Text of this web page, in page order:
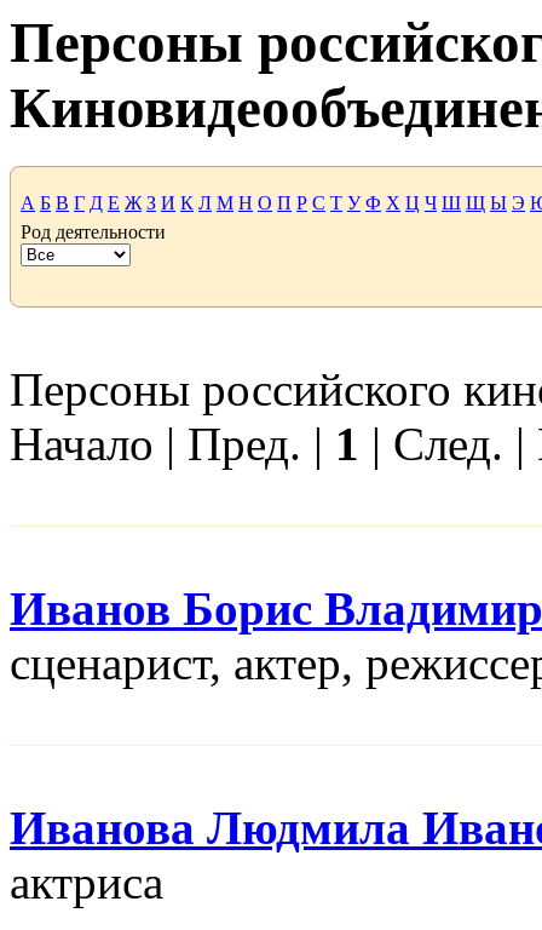
Персоны
А Б В Г Д Е Ж З И К Л М Н О П Р С Т У Ф Х Ц Ч Ш Щ Ы Э
Род деятельности
Персоны российского
Начало | Пред. | 1 | След.
Иванов Борис
сценарист, актер,
Иванова Людмила
актриса